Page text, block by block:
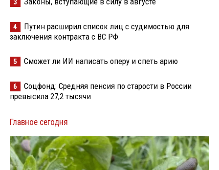
4
Путин расширил список лиц с судимостью для
заключения контракта с ВС РФ
5 Сможет ли ИИ написать оперу и спеть арию
6
Соцфонд: Средняя пенсия по старости в России
превысила 27,2 тысячи
Главное сегодня